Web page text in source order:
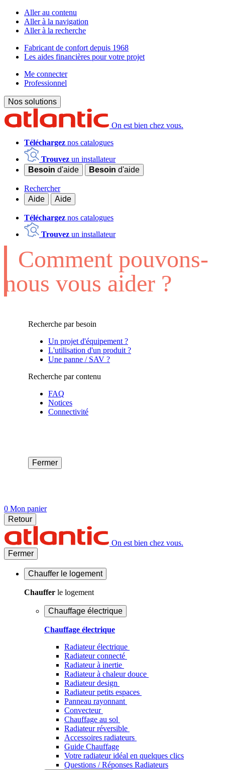
Aller au contenu
Aller à la navigation
Aller à la recherche
Fabricant de confort depuis 1968
Les aides financières pour votre projet
Me connecter
Professionnel
Nos solutions
On est bien chez vous.
Téléchargez nos catalogues
Trouvez un installateur
Besoin d'aide Besoin d'aide
Rechercher
Aide
Aide
Téléchargez nos catalogues
Trouvez un installateur
Comment pouvons-
nous vous aider ?
Recherche par besoin
Un projet d'équipement ?
L'utilisation d'un produit ?
Une panne / SAV ?
Recherche par contenu
FAQ
Notices
Connectivité
Fermer
0 Mon panier
Retour
On est bien chez vous.
Fermer
Chauffer le logement
Chauffer le logement
Chauffage électrique
Chauffage électrique
Radiateur électrique
Radiateur connecté
Radiateur à inertie
Radiateur à chaleur douce
Radiateur design
Radiateur petits espaces
Panneau rayonnant
Convecteur
Chauffage au sol
Radiateur réversible
Accessoires radiateurs
Guide Chauffage
Votre radiateur idéal en quelques clics
Questions / Réponses Radiateurs